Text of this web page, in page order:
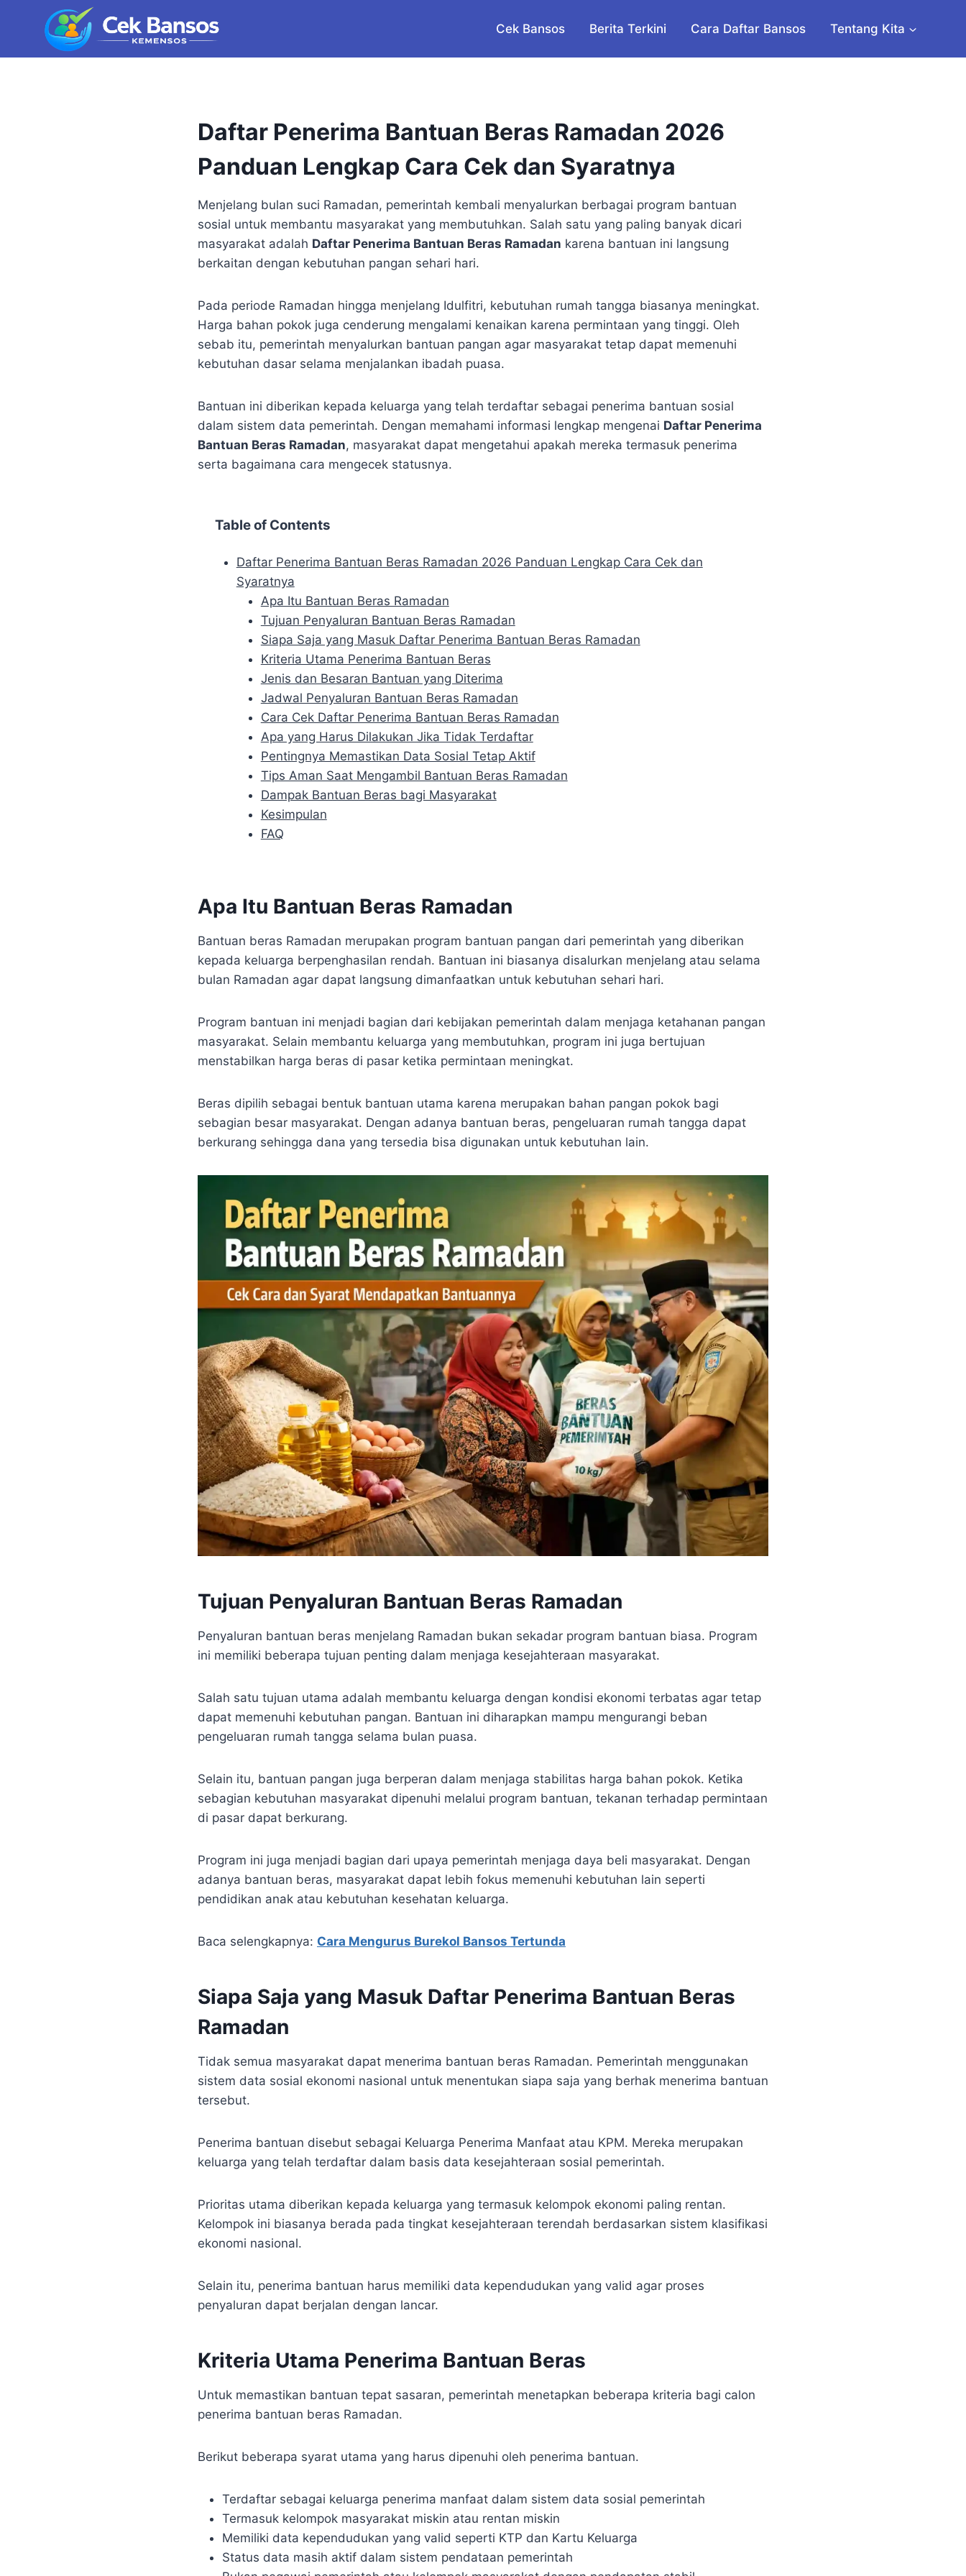
Cek Bansos Berita Terkini Cara Daftar Bansos Tentang Kita
Daftar Penerima Bantuan Beras Ramadan 2026
Panduan Lengkap Cara Cek dan Syaratnya
Menjelang bulan suci Ramadan, pemerintah kembali menyalurkan berbagai program bantuan
sosial untuk membantu masyarakat yang membutuhkan. Salah satu yang paling banyak dicari
masyarakat adalah Daftar Penerima Bantuan Beras Ramadan karena bantuan ini langsung
berkaitan dengan kebutuhan pangan sehari hari.
Pada periode Ramadan hingga menjelang Idulfitri, kebutuhan rumah tangga biasanya meningkat.
Harga bahan pokok juga cenderung mengalami kenaikan karena permintaan yang tinggi. Oleh
sebab itu, pemerintah menyalurkan bantuan pangan agar masyarakat tetap dapat memenuhi
kebutuhan dasar selama menjalankan ibadah puasa.
Bantuan ini diberikan kepada keluarga yang telah terdaftar sebagai penerima bantuan sosial
dalam sistem data pemerintah. Dengan memahami informasi lengkap mengenai Daftar Penerima
Bantuan Beras Ramadan, masyarakat dapat mengetahui apakah mereka termasuk penerima
serta bagaimana cara mengecek statusnya.
Table of Contents
Daftar Penerima Bantuan Beras Ramadan 2026 Panduan Lengkap Cara Cek dan
Syaratnya
Apa Itu Bantuan Beras Ramadan
Tujuan Penyaluran Bantuan Beras Ramadan
Siapa Saja yang Masuk Daftar Penerima Bantuan Beras Ramadan
Kriteria Utama Penerima Bantuan Beras
Jenis dan Besaran Bantuan yang Diterima
Jadwal Penyaluran Bantuan Beras Ramadan
Cara Cek Daftar Penerima Bantuan Beras Ramadan
Apa yang Harus Dilakukan Jika Tidak Terdaftar
Pentingnya Memastikan Data Sosial Tetap Aktif
Tips Aman Saat Mengambil Bantuan Beras Ramadan
Dampak Bantuan Beras bagi Masyarakat
Kesimpulan
FAQ
Apa Itu Bantuan Beras Ramadan
Bantuan beras Ramadan merupakan program bantuan pangan dari pemerintah yang diberikan
kepada keluarga berpenghasilan rendah. Bantuan ini biasanya disalurkan menjelang atau selama
bulan Ramadan agar dapat langsung dimanfaatkan untuk kebutuhan sehari hari.
Program bantuan ini menjadi bagian dari kebijakan pemerintah dalam menjaga ketahanan pangan
masyarakat. Selain membantu keluarga yang membutuhkan, program ini juga bertujuan
menstabilkan harga beras di pasar ketika permintaan meningkat.
Beras dipilih sebagai bentuk bantuan utama karena merupakan bahan pangan pokok bagi
sebagian besar masyarakat. Dengan adanya bantuan beras, pengeluaran rumah tangga dapat
berkurang sehingga dana yang tersedia bisa digunakan untuk kebutuhan lain.
Tujuan Penyaluran Bantuan Beras Ramadan
Penyaluran bantuan beras menjelang Ramadan bukan sekadar program bantuan biasa. Program
ini memiliki beberapa tujuan penting dalam menjaga kesejahteraan masyarakat.
Salah satu tujuan utama adalah membantu keluarga dengan kondisi ekonomi terbatas agar tetap
dapat memenuhi kebutuhan pangan. Bantuan ini diharapkan mampu mengurangi beban
pengeluaran rumah tangga selama bulan puasa.
Selain itu, bantuan pangan juga berperan dalam menjaga stabilitas harga bahan pokok. Ketika
sebagian kebutuhan masyarakat dipenuhi melalui program bantuan, tekanan terhadap permintaan
di pasar dapat berkurang.
Program ini juga menjadi bagian dari upaya pemerintah menjaga daya beli masyarakat. Dengan
adanya bantuan beras, masyarakat dapat lebih fokus memenuhi kebutuhan lain seperti
pendidikan anak atau kebutuhan kesehatan keluarga.
Baca selengkapnya: Cara Mengurus Burekol Bansos Tertunda
Siapa Saja yang Masuk Daftar Penerima Bantuan Beras
Ramadan
Tidak semua masyarakat dapat menerima bantuan beras Ramadan. Pemerintah menggunakan
sistem data sosial ekonomi nasional untuk menentukan siapa saja yang berhak menerima bantuan
tersebut.
Penerima bantuan disebut sebagai Keluarga Penerima Manfaat atau KPM. Mereka merupakan
keluarga yang telah terdaftar dalam basis data kesejahteraan sosial pemerintah.
Prioritas utama diberikan kepada keluarga yang termasuk kelompok ekonomi paling rentan.
Kelompok ini biasanya berada pada tingkat kesejahteraan terendah berdasarkan sistem klasifikasi
ekonomi nasional.
Selain itu, penerima bantuan harus memiliki data kependudukan yang valid agar proses
penyaluran dapat berjalan dengan lancar.
Kriteria Utama Penerima Bantuan Beras
Untuk memastikan bantuan tepat sasaran, pemerintah menetapkan beberapa kriteria bagi calon
penerima bantuan beras Ramadan.
Berikut beberapa syarat utama yang harus dipenuhi oleh penerima bantuan.
Terdaftar sebagai keluarga penerima manfaat dalam sistem data sosial pemerintah
Termasuk kelompok masyarakat miskin atau rentan miskin
Memiliki data kependudukan yang valid seperti KTP dan Kartu Keluarga
Status data masih aktif dalam sistem pendataan pemerintah